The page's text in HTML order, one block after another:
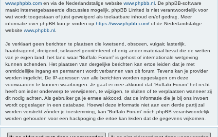
www.phpbb.com en via de Nederlandstalige website www.phpbb.nl . De phpBB-software
maakt internetgebaseerde discussies mogelijk. phpBB Limited is niet verantwoordelijk voor
wat wordt toegestaan of juist geweigerd als toelaatbare inhoud en/of gedrag. Meer
informatie over phpBB kun je vinden op https://www.phpbb.com/ of de Nederlandstalige
website www.phpbb.nl
Je verklaart geen berichten te plaatsen die kwetsend, obsceen, vulgair, lasterlijk,
haatdragend, dreigend, seksueel georiënteerd of enig ander materiaal bevat die de wetten
van je eigen land, het land waar “Buffalo Forum” is gehost of internationale wetgeving
kunnen schenden. Het plaatsen van dergelijke berichten kan ertoe leiden dat je met
onmiddellijke ingang en permanent wordt verbannen van dit forum. Tevens kan je provider
worden ingelicht. De IP-adressen van alle berichten worden opgeslagen om deze
voorwaarden te kunnen waarborgen. Je gaat er mee akkoord dat “Buffalo Forum” het recht
heeft om ieder onderwerp te verwijderen, te wijzigen, te sluiten of te verplaatsen wanneer zij
dit nodig achten. Als gebruiker ga je ermee akkoord, dat de informatie die je bij ons invoert
wordt opgeslagen in een database. Hoewel deze informatie niet aan een derde partij zal
worden verstrekt zónder je toestemming, kan “Buffalo Forum” nóch phpBB verantwoordelijk
worden gehouden voor een hackpoging die ertoe kan leiden dat de gegevens vrijkomen.